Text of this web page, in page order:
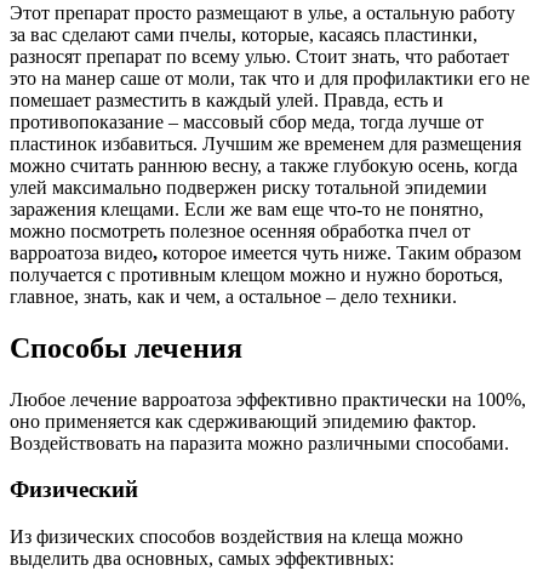
Этот препарат просто размещают в улье, а остальную работу
за вас сделают сами пчелы, которые, касаясь пластинки,
разносят препарат по всему улью. Стоит знать, что работает
это на манер саше от моли, так что и для профилактики его не
помешает разместить в каждый улей. Правда, есть и
противопоказание – массовый сбор меда, тогда лучше от
пластинок избавиться. Лучшим же временем для размещения
можно считать раннюю весну, а также глубокую осень, когда
улей максимально подвержен риску тотальной эпидемии
заражения клещами. Если же вам еще что-то не понятно,
можно посмотреть полезное осенняя обработка пчел от
варроатоза видео, которое имеется чуть ниже. Таким образом
получается с противным клещом можно и нужно бороться,
главное, знать, как и чем, а остальное – дело техники.
Способы лечения
Любое лечение варроатоза эффективно практически на 100%,
оно применяется как сдерживающий эпидемию фактор.
Воздействовать на паразита можно различными способами.
Физический
Из физических способов воздействия на клеща можно
выделить два основных, самых эффективных: